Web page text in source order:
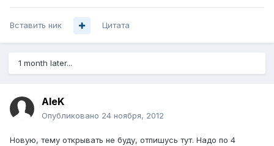
Вставить ник Цитата
1 month later...
AleK
Опубликовано 24 ноября, 2012
Новую, тему открывать не буду, отпишусь тут. Надо по 4